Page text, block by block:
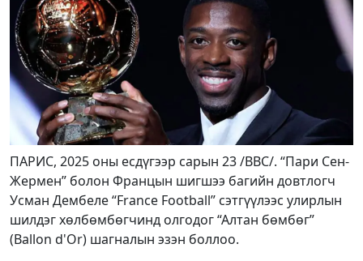
ПАРИС, 2025 оны есдүгээр сарын 23 /BBC/. “Пари Сен-
Жермен” болон Францын шигшээ багийн довтлогч
Усман Дембеле “France Football” сэтгүүлээс улирлын
шилдэг хөлбөмбөгчинд олгодог “Алтан бөмбөг”
(Ballon d'Or) шагналын эзэн боллоо.